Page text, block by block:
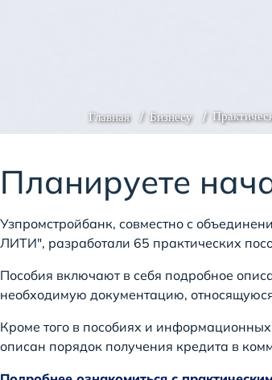
Главная Бизнесу
Планируете
Узпромстройбанк, совместно с
ЛИТИ", разработали 65 практических
Пособия включают в себя подробное
необходимую документацию,
Кроме того в пособиях и
описан порядок получения кредита в